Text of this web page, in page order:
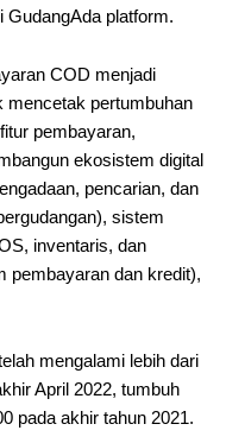
GudangAda platform.
COD menjadi
mencetak pertumbuhan
pembayaran,
ekosistem digital
pencarian, dan
sistem
inventaris, dan
pembayaran dan kredit),
mengalami lebih dari
April 2022, tumbuh
pada akhir tahun 2021.